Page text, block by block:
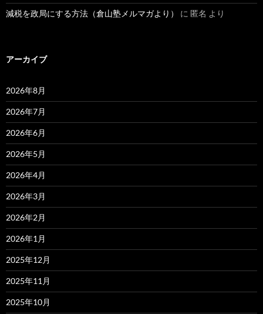
減税を政局にする方法（倉山塾メルマガより） に 匿名 より
アーカイブ
2026年8月
2026年7月
2026年6月
2026年5月
2026年4月
2026年3月
2026年2月
2026年1月
2025年12月
2025年11月
2025年10月